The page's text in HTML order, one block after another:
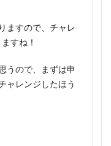
ますので、チャレ
すね！
うので、まずは申
ャレンジしたほう